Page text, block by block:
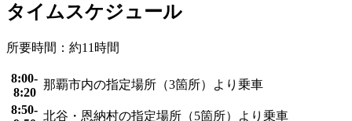
タイムスケジュール
所要時間：約11時間
8:00-
8:20
那覇市内の指定場所（3箇所）より乗車
8:50- 北谷・恩納村の指定場所（5箇所）より乗車